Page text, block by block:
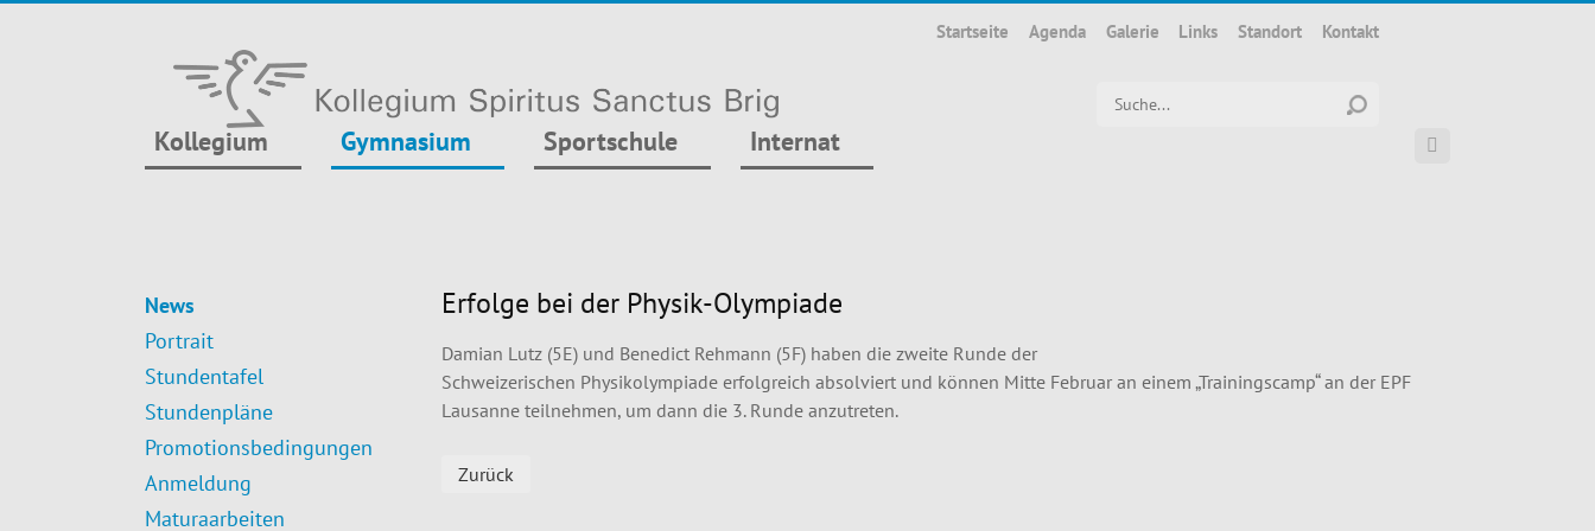
Startseite Agenda Galerie Links Standort Kontakt
Suchwort
Kollegium Gymnasium Sportschule Internat 
News
Portrait
Stundentafel
Stundenpläne
Promotionsbedingungen
Anmeldung
Maturaarbeiten
Erfolge bei der Physik-Olympiade
Damian Lutz (5E) und Benedict Rehmann (5F) haben die zweite Runde der
Schweizerischen Physikolympiade erfolgreich absolviert und können Mitte Februar an einem „Trainingscamp“ an der EPF
Lausanne teilnehmen, um dann die 3. Runde anzutreten.
Zurück